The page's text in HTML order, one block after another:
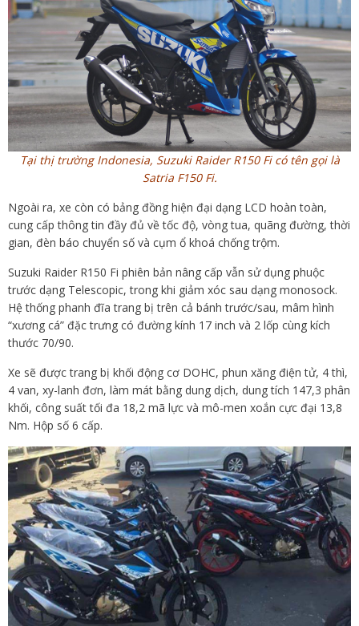
Tại thị trường Indonesia, Suzuki Raider R150 Fi có tên gọi là
Satria F150 Fi.
Ngoài ra, xe còn có bảng đồng hiện đại dạng LCD hoàn toàn,
cung cấp thông tin đầy đủ về tốc độ, vòng tua, quãng đường, thời
gian, đèn báo chuyển số và cụm ổ khoá chống trộm.
Suzuki Raider R150 Fi phiên bản nâng cấp vẫn sử dụng phuộc
trước dạng Telescopic, trong khi giảm xóc sau dạng monosock.
Hệ thống phanh đĩa trang bị trên cả bánh trước/sau, mâm hình
“xương cá” đặc trưng có đường kính 17 inch và 2 lốp cùng kích
thước 70/90.
Xe sẽ được trang bị khối động cơ DOHC, phun xăng điện tử, 4 thì,
4 van, xy-lanh đơn, làm mát bằng dung dịch, dung tích 147,3 phân
khối, công suất tối đa 18,2 mã lực và mô-men xoắn cực đại 13,8
Nm. Hộp số 6 cấp.